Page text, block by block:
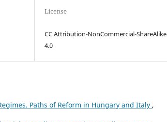
License
CC Attribution-NonCommercial-ShareAlike
4.0
Paths of Reform in Hungary and Italy ,